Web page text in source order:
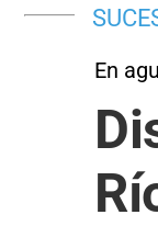
En